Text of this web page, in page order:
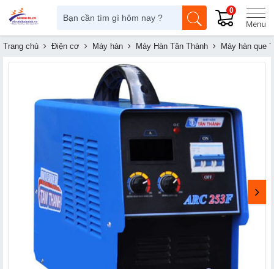
0
Trang chủ Điện cơ Máy hàn Máy Hàn Tân Thành Máy hàn que